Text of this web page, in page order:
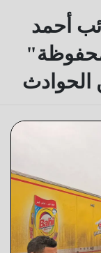
أحمد
الحوادث